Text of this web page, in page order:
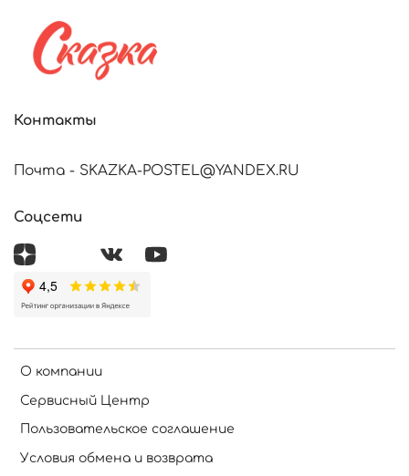
О компании
Сервисный Центр
Пользовательское соглашение
Условия обмена и возврата
Контакты
Почта - SKAZKA-POSTEL@YANDEX.RU
Соцсети